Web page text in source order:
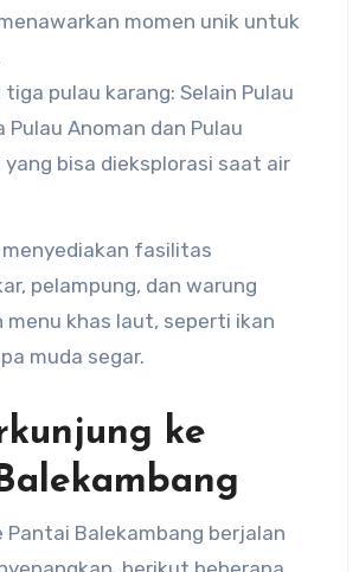
momen unik untuk
pulau karang: Selain Pulau
Pulau Anoman dan Pulau
yang bisa dieksplorasi saat air
fasilitas
pelampung, dan warung
menu khas laut, seperti ikan
muda segar.
ke
Pantai Balekambang berjalan